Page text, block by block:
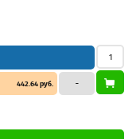
442.64 руб. –